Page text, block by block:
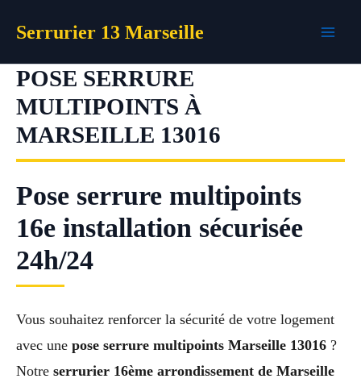
Serrurier 13 Marseille
POSE SERRURE
MULTIPOINTS À
MARSEILLE 13016
Pose serrure multipoints
16e installation sécurisée
24h/24
Vous souhaitez renforcer la sécurité de votre logement
avec une pose serrure multipoints Marseille 13016 ?
Notre serrurier 16ème arrondissement de Marseille